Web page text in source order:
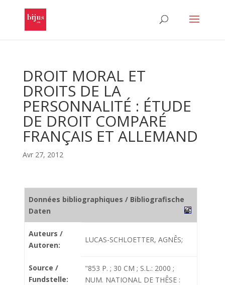
DROIT MORAL ET
DROITS DE LA
PERSONNALITÉ : ÉTUDE
DE DROIT COMPARÉ
FRANÇAIS ET ALLEMAND
Avr 27, 2012
Données bibliographiques / Bibliografische
Daten
Auteurs /
Autoren:
LUCAS-SCHLOETTER, AGNÊS;
Source /
Fundstelle:
"853 P. ; 30 CM ; S.L.: 2000 ;
NUM. NATIONAL DE THÊSE :